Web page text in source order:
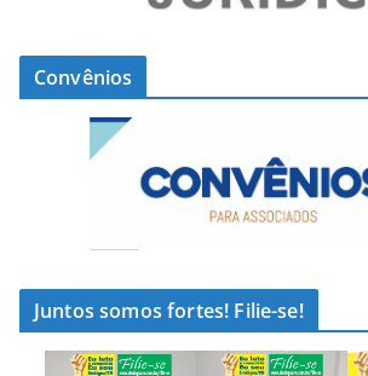
Convênios
Juntos somos fortes! Filie-se!